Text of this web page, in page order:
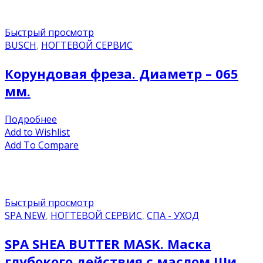
Быстрый просмотр
BUSCH, НОГТЕВОЙ СЕРВИС
Корундовая фреза. Диаметр – 065
мм.
Подробнее
Add to Wishlist
Add To Compare
Быстрый просмотр
SPA NEW, НОГТЕВОЙ СЕРВИС, СПА - УХОД
SPA SHEA BUTTER MASK. Маска